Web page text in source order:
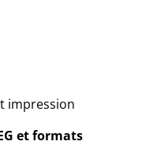
impression
et formats